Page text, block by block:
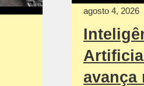
agosto 4, 2026
avança